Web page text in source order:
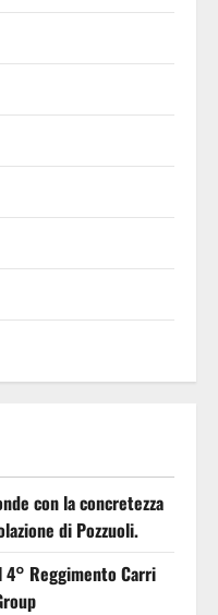
con la concretezza
di Pozzuoli.
4° Reggimento Carri